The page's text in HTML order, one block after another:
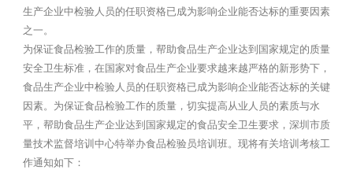
生产企业中检验人员的任职资格已成为影响企业能否达标的重要因素
之一。
为保证食品检验工作的质量，帮助食品生产企业达到国家规定的质量
安全卫生标准，在国家对食品生产企业要求越来越严格的新形势下，
食品生产企业中检验人员的任职资格已成为影响企业能否达标的关键
因素。为保证食品检验工作的质量，切实提高从业人员的素质与水
平，帮助食品生产企业达到国家规定的食品安全卫生要求，深圳市质
量技术监督培训中心特举办食品检验员培训班。现将有关培训考核工
作通知如下：